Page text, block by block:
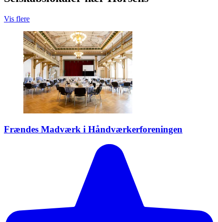
Vis flere
Frændes Madværk i Håndværkerforeningen